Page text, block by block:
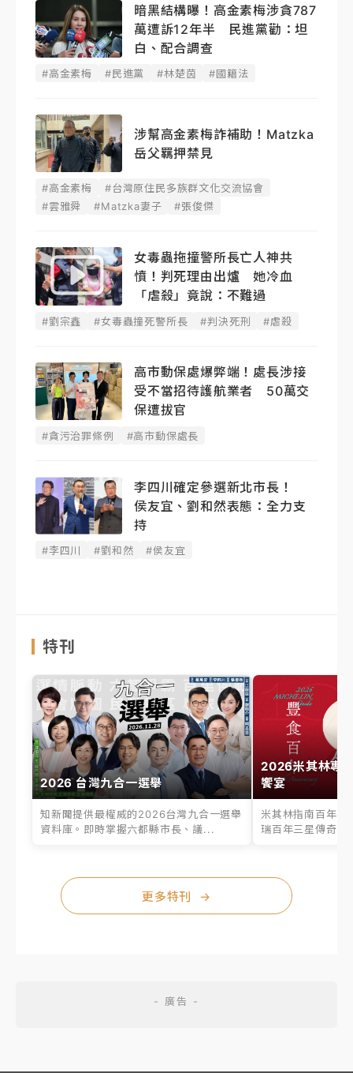
暗黑結構曝！高金素梅涉貪787
萬遭訴12年半 民進黨勸：坦
白、配合調查
#高金素梅 #民進黨 #林楚茵 #國籍法
涉幫高金素梅詐補助！Matzka
岳父羈押禁見
#高金素梅
#台灣原住民多族群文化交流協會
#雲雅舜
#Matzka妻子 #張俊傑
女毒蟲拖撞警所長亡人神共
憤！判死理由出爐 她冷血
「虐殺」竟說：不難過
#劉宗鑫 #女毒蟲撞死警所長 #判決死刑 #虐殺
高市動保處爆弊端！處長涉接
受不當招待護航業者 50萬交
保遭拔官
#貪污治罪條例 #高市動保處長
李四川確定參選新北市長！
侯友宜、劉和然表態：全力支
持
#李四川 #劉和然 #侯友宜
特刊
2026 台灣九合一選舉
知新聞提供最權威的2026台灣九合一選舉
資料庫。即時掌握六都縣市長、議...
2026米其林專
饗宴
米其林指南百年之
瑞百年三星傳奇、
更多特刊 →